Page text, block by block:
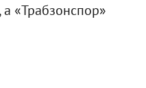
«Трабзонспор»